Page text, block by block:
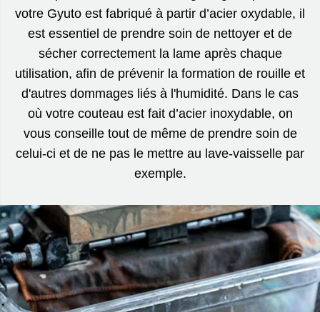
votre Gyuto est fabriqué à partir d’acier oxydable, il
est essentiel de prendre soin de nettoyer et de
sécher correctement la lame après chaque
utilisation, afin de prévenir la formation de rouille et
d'autres dommages liés à l'humidité. Dans le cas
où votre couteau est fait d’acier inoxydable, on
vous conseille tout de même de prendre soin de
celui-ci et de ne pas le mettre au lave-vaisselle par
exemple.